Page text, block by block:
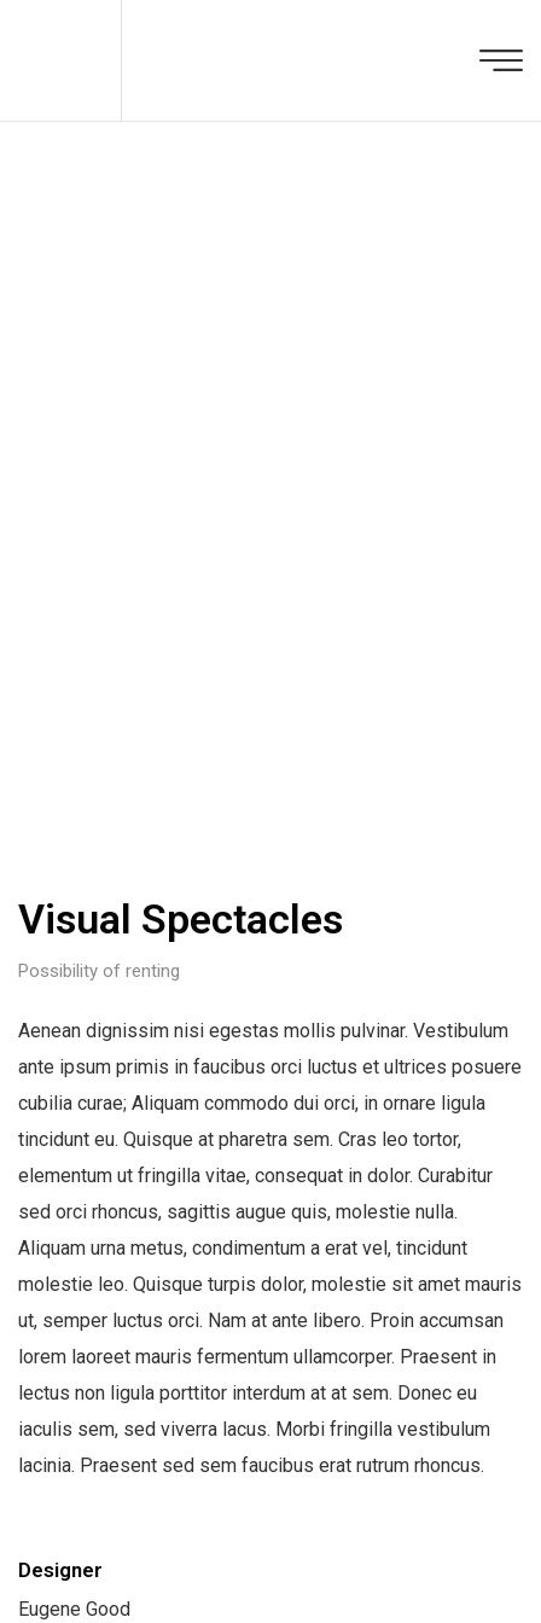
Visual Spectacles
Possibility of renting
Aenean dignissim nisi egestas mollis pulvinar. Vestibulum
ante ipsum primis in faucibus orci luctus et ultrices posuere
cubilia curae; Aliquam commodo dui orci, in ornare ligula
tincidunt eu. Quisque at pharetra sem. Cras leo tortor,
elementum ut fringilla vitae, consequat in dolor. Curabitur
sed orci rhoncus, sagittis augue quis, molestie nulla.
Aliquam urna metus, condimentum a erat vel, tincidunt
molestie leo. Quisque turpis dolor, molestie sit amet mauris
ut, semper luctus orci. Nam at ante libero. Proin accumsan
lorem laoreet mauris fermentum ullamcorper. Praesent in
lectus non ligula porttitor interdum at at sem. Donec eu
iaculis sem, sed viverra lacus. Morbi fringilla vestibulum
lacinia. Praesent sed sem faucibus erat rutrum rhoncus.
Designer
Eugene Good